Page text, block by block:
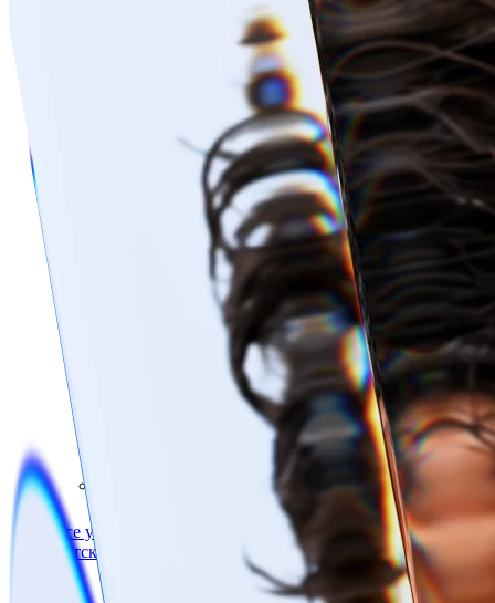
Пародонтология. Лечение десен
Лечение десен аппаратом «Вектор»
Лечение рецессии десны
Все услуги раздела
Детская стоматология